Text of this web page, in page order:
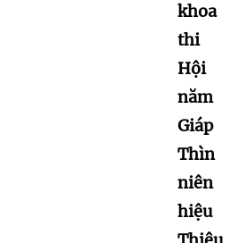
khoa
thi
Hội
năm
Giáp
Thìn
niên
hiệu